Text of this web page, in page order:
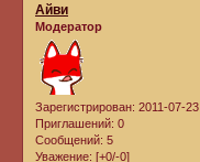
Айви
Модератор
Зарегистрирован: 2011-07-23
Приглашений: 0
Сообщений: 5
Уважение: [+0/-0]